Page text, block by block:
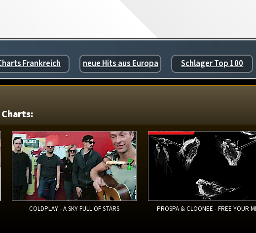
Frankreich neue Hits aus Europa Schlager Top 100
COLDPLAY - A SKY FULL OF STARS PROSPA & CLOONEE - FREE YOUR